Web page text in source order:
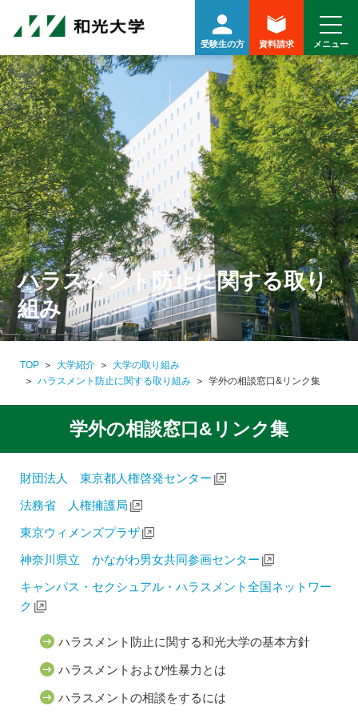
受験生の方 資料請求
ハラスメント防止に関する取り
組み
TOP 大学紹介
大学の取り組み
ハラスメント防止に関する取り組み
学外の相談窓口&リンク集
学外の相談窓口&リンク集
財団法人 東京都人権啓発センター
法務省 人権擁護局
東京ウィメンズプラザ
神奈川県立 かながわ男女共同参画センター
キャンパス・セクシュアル・ハラスメント全国ネットワー
ク
ハラスメント防止に関する和光大学の基本方針
ハラスメントおよび性暴力とは
ハラスメントの相談をするには